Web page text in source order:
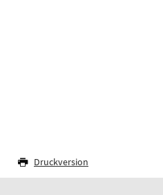
Druckversion